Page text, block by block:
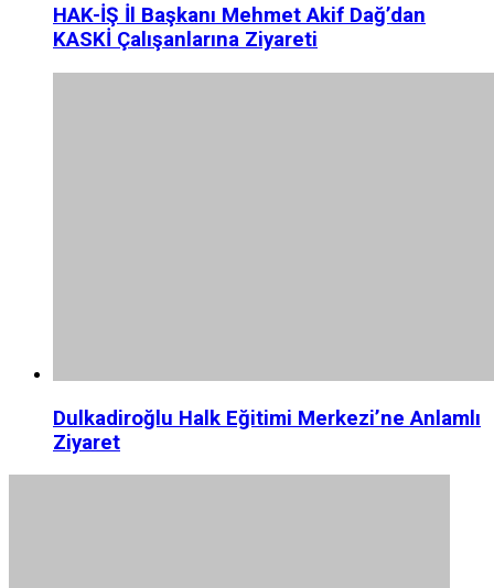
HAK-İŞ İl Başkanı Mehmet Akif Dağ’dan
KASKİ Çalışanlarına Ziyareti
Dulkadiroğlu Halk Eğitimi Merkezi’ne Anlamlı
Ziyaret